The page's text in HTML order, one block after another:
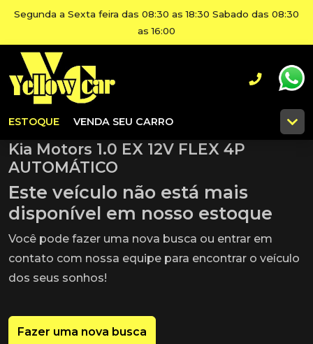
Segunda a Sexta feira das 08:30 as 18:30 Sabado das 08:30
as 16:00
ESTOQUE VENDA SEU CARRO
Kia Motors 1.0 EX 12V FLEX 4P
AUTOMÁTICO
Este veículo não está mais
disponível em nosso estoque
Você pode fazer uma nova busca ou entrar em
contato com nossa equipe para encontrar o veículo
dos seus sonhos!
Fazer uma nova busca